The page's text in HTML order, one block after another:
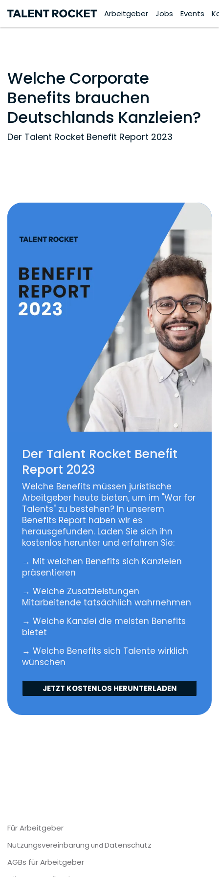
Arbeitgeber Jobs Events
Welche Corporate
Benefits brauchen
Deutschlands Kanzleien?
Der Talent Rocket Benefit Report 2023
Der Talent Rocket Benefit
Report 2023
Welche Benefits müssen juristische
Arbeitgeber heute bieten, um im "War for
Talents" zu bestehen? In unserem
Benefits Report haben wir es
herausgefunden. Laden Sie sich ihn
kostenlos herunter und erfahren Sie:
→ Mit welchen Benefits sich Kanzleien
präsentieren
→ Welche Zusatzleistungen
Mitarbeitende tatsächlich wahrnehmen
→ Welche Kanzlei die meisten Benefits
bietet
→ Welche Benefits sich Talente wirklich
wünschen
JETZT KOSTENLOS HERUNTERLADEN
Für Arbeitgeber
Nutzungsvereinbarung und Datenschutz
AGBs für Arbeitgeber